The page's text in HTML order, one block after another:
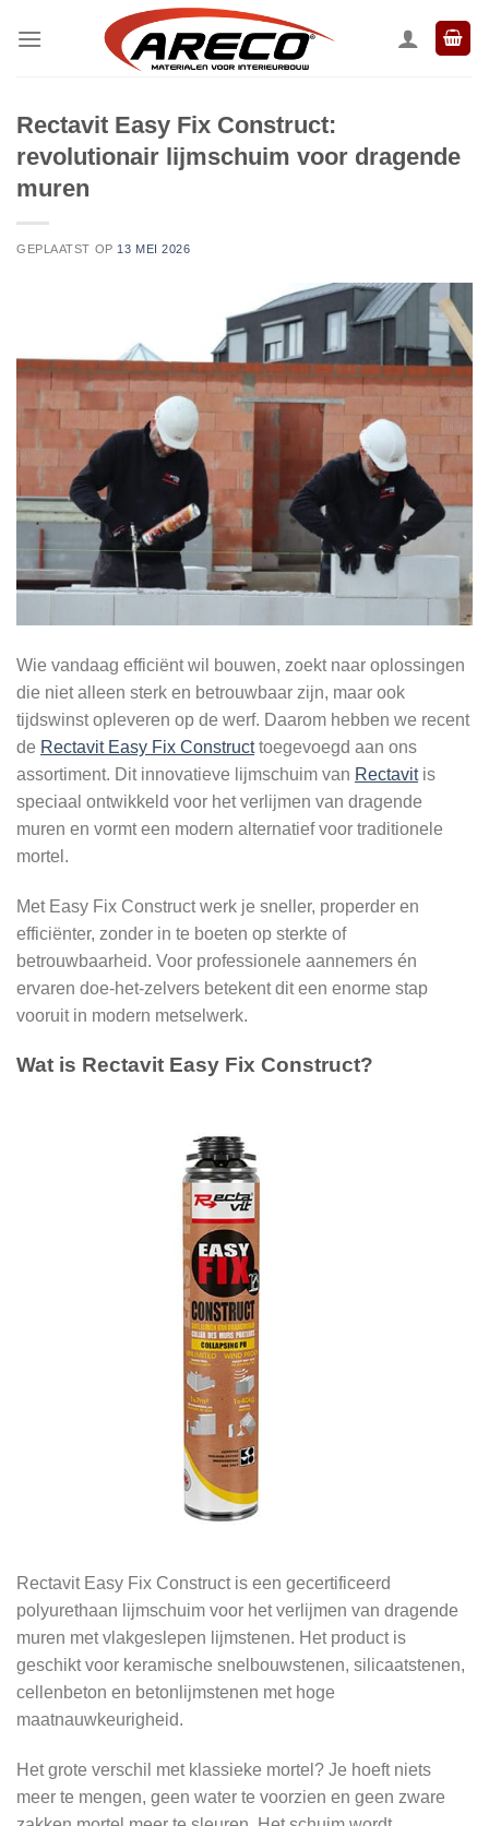
naar
Rectavit Easy Fix Construct:
revolutionair lijmschuim voor dragende
muren
GEPLAATST OP 13 MEI 2026
Wie vandaag efficiënt wil bouwen, zoekt naar oplossingen
die niet alleen sterk en betrouwbaar zijn, maar ook
tijdswinst opleveren op de werf. Daarom hebben we recent
de Rectavit Easy Fix Constructtoegevoegd aan ons
assortiment. Dit innovatieve lijmschuim van Rectavitis
speciaal ontwikkeld voor het verlijmen van dragende
muren en vormt een modern alternatief voor traditionele
mortel.
Met Easy Fix Construct werk je sneller, properder en
efficiënter, zonder in te boeten op sterkte of
betrouwbaarheid. Voor professionele aannemers én
ervaren doe-het-zelvers betekent dit een enorme stap
vooruit in modern metselwerk.
Wat is Rectavit Easy Fix Construct?
Rectavit Easy Fix Construct is een gecertificeerd
polyurethaan lijmschuim voor het verlijmen van dragende
muren met vlakgeslepen lijmstenen. Het product is
geschikt voor keramische snelbouwstenen, silicaatstenen,
cellenbeton en betonlijmstenen met hoge
maatnauwkeurigheid.
Het grote verschil met klassieke mortel? Je hoeft niets
meer te mengen, geen water te voorzien en geen zware